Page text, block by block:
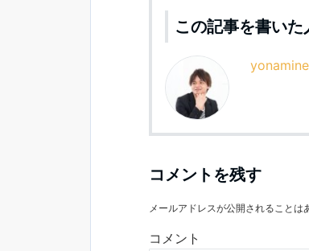
この記事を書いた
コメントを残す
メールアドレスが公開されることは
コメント